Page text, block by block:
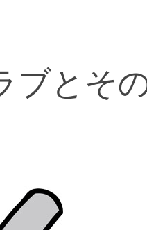
ブとそ